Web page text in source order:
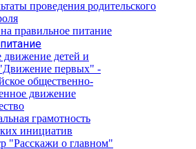
проведения родительского
правильное питание
движение детей и
первых" -
общественно-
движение
грамотность
инициатив
"Расскажи о главном"